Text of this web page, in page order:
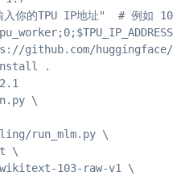
入你的TPU IP地址"  # 例如
github.com/huggingface/
.
\
run_mlm.py \
\
103-raw-v1 \